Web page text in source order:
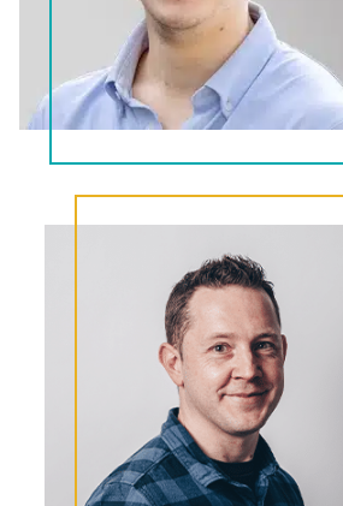
Performance marketeer
Michael
Webdesigner + Graphic
designer